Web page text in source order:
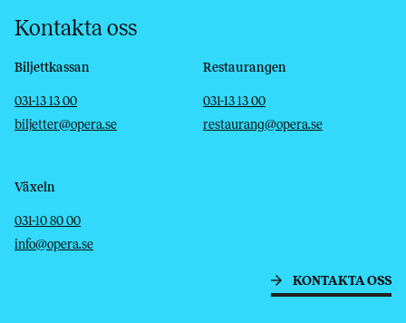
Kontakta oss
Biljettkassan
Telefon
031-13 13 00
E-post
biljetter@opera.se
Restaurangen
Telefon
031-13 13 00
E-post
restaurang@opera.se
Växeln
Telefon
031-10 80 00
E-post
info@opera.se
KONTAKTA OSS